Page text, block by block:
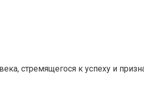
стремящегося к успеху и